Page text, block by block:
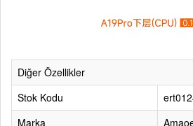
Diğer Özellikler
Stok Kodu
Marka